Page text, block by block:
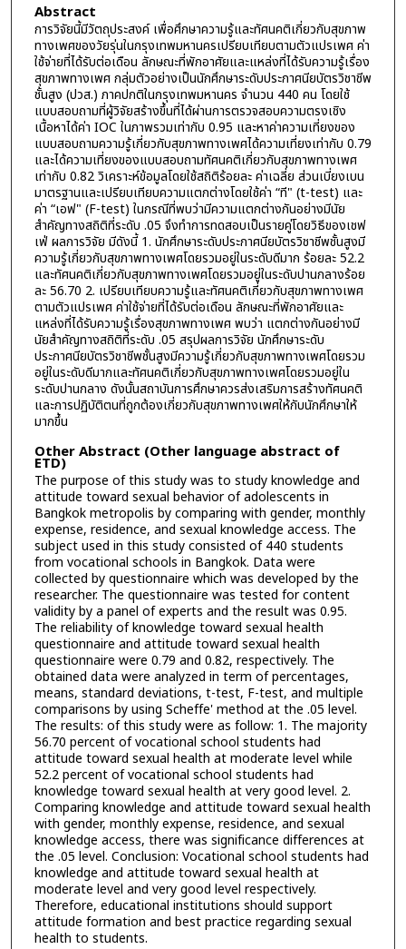
Abstract
การวิจัยนี้มีวัตถุประสงค์ เพื่อศึกษาความรู้และทัศนคติเกี่ยวกับสุขภาพ
ทางเพศของวัยรุ่นในกรุงเทพมหานครเปรียบเทียบตามตัวแปรเพศ ค่า
ใช้จ่ายที่ได้รับต่อเดือน ลักษณะที่พักอาศัยและแหล่งที่ได้รับความรู้เรื่อง
สุขภาพทางเพศ กลุ่มตัวอย่างเป็นนักศึกษาระดับประกาศนียบัตรวิชาชีพ
ชั้นสูง (ปวส.) ภาคปกติในกรุงเทพมหานคร จำนวน 440 คน โดยใช้
แบบสอบถามที่ผู้วิจัยสร้างขึ้นที่ได้ผ่านการตรวจสอบความตรงเชิง
เนื้อหาได้ค่า IOC ในภาพรวมเท่ากับ 0.95 และหาค่าความเที่ยงของ
แบบสอบถามความรู้เกี่ยวกับสุขภาพทางเพศได้ความเที่ยงเท่ากับ 0.79
และได้ความเที่ยงของแบบสอบถามทัศนคติเกี่ยวกับสุขภาพทางเพศ
เท่ากับ 0.82 วิเคราะห์ข้อมูลโดยใช้สถิติร้อยละ ค่าเฉลี่ย ส่วนเบี่ยงเบน
มาตรฐานและเปรียบเทียบความแตกต่างโดยใช้ค่า “ที" (t-test) และ
ค่า “เอฟ" (F-test) ในกรณีที่พบว่ามีความแตกต่างกันอย่างมีนัย
สำคัญทางสถิติที่ระดับ .05 จึงทำการทดสอบเป็นรายคู่โดยวิธีของเชฟ
เฟ่ ผลการวิจัย มีดังนี้ 1. นักศึกษาระดับประกาศนียบัตรวิชาชีพชั้นสูงมี
ความรู้เกี่ยวกับสุขภาพทางเพศโดยรวมอยู่ในระดับดีมาก ร้อยละ 52.2
และทัศนคติเกี่ยวกับสุขภาพทางเพศโดยรวมอยู่ในระดับปานกลางร้อย
ละ 56.70 2. เปรียบเทียบความรู้และทัศนคติเกี่ยวกับสุขภาพทางเพศ
ตามตัวแปรเพศ ค่าใช้จ่ายที่ได้รับต่อเดือน ลักษณะที่พักอาศัยและ
แหล่งที่ได้รับความรู้เรื่องสุขภาพทางเพศ พบว่า แตกต่างกันอย่างมี
นัยสำคัญทางสถิติที่ระดับ .05 สรุปผลการวิจัย นักศึกษาระดับ
ประกาศนียบัตรวิชาชีพชั้นสูงมีความรู้เกี่ยวกับสุขภาพทางเพศโดยรวม
อยู่ในระดับดีมากและทัศนคติเกี่ยวกับสุขภาพทางเพศโดยรวมอยู่ใน
ระดับปานกลาง ดังนั้นสถาบันการศึกษาควรส่งเสริมการสร้างทัศนคติ
และการปฏิบัติตนที่ถูกต้องเกี่ยวกับสุขภาพทางเพศให้กับนักศึกษาให้
มากขึ้น
Other Abstract (Other language abstract of
ETD)
The purpose of this study was to study knowledge and
attitude toward sexual behavior of adolescents in
Bangkok metropolis by comparing with gender, monthly
expense, residence, and sexual knowledge access. The
subject used in this study consisted of 440 students
from vocational schools in Bangkok. Data were
collected by questionnaire which was developed by the
researcher. The questionnaire was tested for content
validity by a panel of experts and the result was 0.95.
The reliability of knowledge toward sexual health
questionnaire and attitude toward sexual health
questionnaire were 0.79 and 0.82, respectively. The
obtained data were analyzed in term of percentages,
means, standard deviations, t-test, F-test, and multiple
comparisons by using Scheffe' method at the .05 level.
The results: of this study were as follow: 1. The majority
56.70 percent of vocational school students had
attitude toward sexual health at moderate level while
52.2 percent of vocational school students had
knowledge toward sexual health at very good level. 2.
Comparing knowledge and attitude toward sexual health
with gender, monthly expense, residence, and sexual
knowledge access, there was significance differences at
the .05 level. Conclusion: Vocational school students had
knowledge and attitude toward sexual health at
moderate level and very good level respectively.
Therefore, educational institutions should support
attitude formation and best practice regarding sexual
health to students.